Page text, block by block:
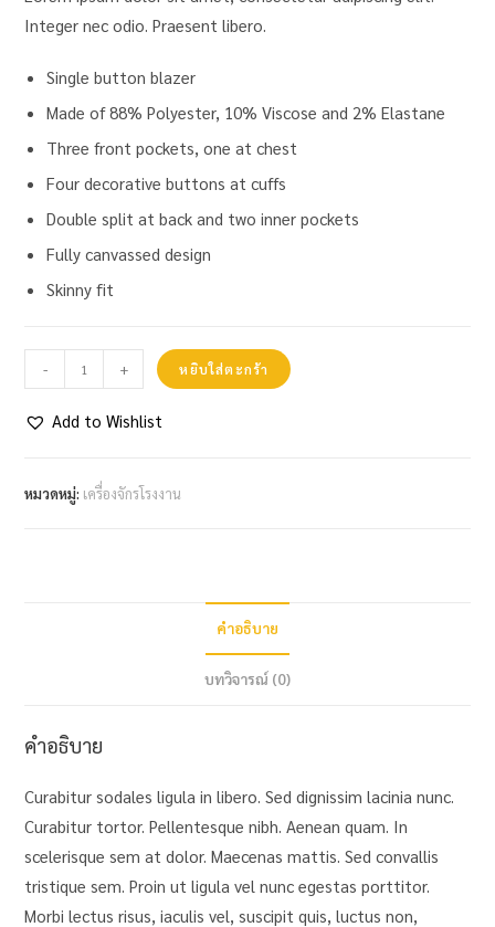
Integer nec odio. Praesent libero.
Single button blazer
Made of 88% Polyester, 10% Viscose and 2% Elastane
Three front pockets, one at chest
Four decorative buttons at cuffs
Double split at back and two inner pockets
Fully canvassed design
Skinny fit
- + หยิบใส่ตะกร้า
Add to Wishlist
หมวดหมู่: เครื่องจักรโรงงาน
คำอธิบาย
บทวิจารณ์ (0)
คำอธิบาย
Curabitur sodales ligula in libero. Sed dignissim lacinia nunc.
Curabitur tortor. Pellentesque nibh. Aenean quam. In
scelerisque sem at dolor. Maecenas mattis. Sed convallis
tristique sem. Proin ut ligula vel nunc egestas porttitor.
Morbi lectus risus, iaculis vel, suscipit quis, luctus non,